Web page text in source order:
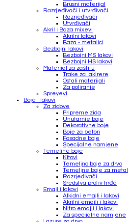
Brusni materijal
Razrjeđivači i utvrđivači
Razrjeđivači
Utvrđivači
Akril i Baza mixevi
Akrilni lakovi
Baza - metalici
Bezbojni lakovi
Bezbojni MS lakovi
Bezbojni HS lakovi
Materijal za zaštitu
Trake za lakirere
Ostali materijali
Za poliranje
Spreyevi
Boje i lakovi
Za zidove
Pripreme zida
Unutarnje boje
Dekorativne boje
Boje za beton
Fasadne boje
Specijalne namjene
Temeljne boje
Kitovi
Temeljno boje za drvo
Temeljne boje za metal
Razrjeđivači
Sredstva protiv hrđe
Emajl i lakovi
Alkidni emajli i lakovi
Akrilni emajli i lakovi
Nitro emajli i lakovi
Za specijalne namjene